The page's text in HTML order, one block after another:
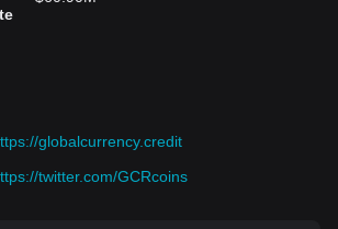
globalcurrency.credit
twitter.com/GCRcoins